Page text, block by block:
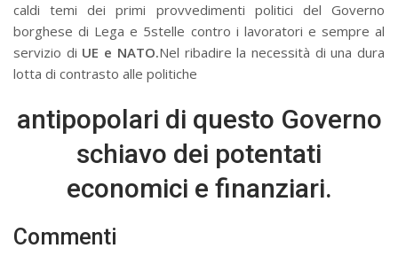
caldi temi dei primi provvedimenti politici del Governo
borghese di Lega e 5stelle contro i lavoratori e sempre al
servizio di UE e NATO.Nel ribadire la necessità di una dura
lotta di contrasto alle politiche
antipopolari di questo Governo
schiavo dei potentati
economici e finanziari.
Commenti